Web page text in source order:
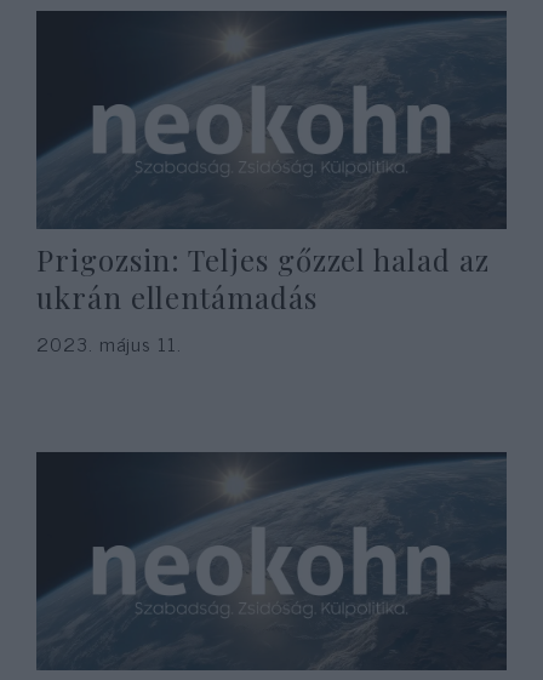
Prigozsin: Teljes gőzzel halad az
ukrán ellentámadás
2023. május 11.